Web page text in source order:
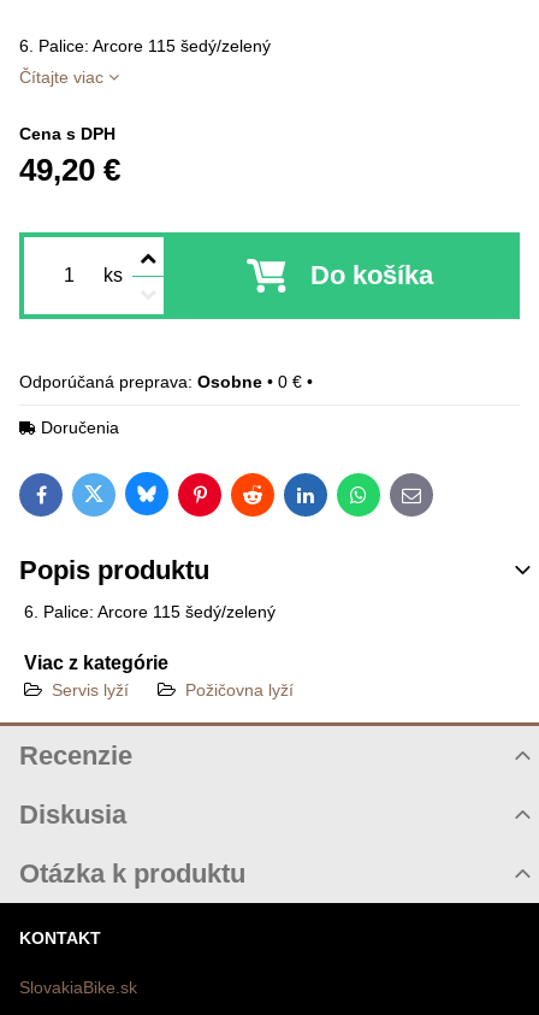
6. Palice: Arcore 115 šedý/zelený
Čítajte viac
Cena s DPH
49,20 €
ks Do košíka
Osobne • 0 € •
Doručenia
FacebookTwitterBlueskyPinterestRedditLinkedInWhatsApp
E-mail
Popis produktu
6. Palice: Arcore 115 šedý/zelený
Viac z kategórie
Servis lyží Požičovna lyží
Recenzie
Diskusia
Zatiaľ nie sú žiadne komentáre! Buďte prvý!
Nový komentár
Otázka k produktu
MENO
KONTAKT
SlovakiaBike.sk